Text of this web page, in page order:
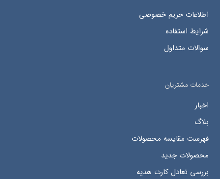
اطلاعات حریم خصوصی
شرایط استفاده
سوالات متداول
خدمات مشتریان
اخبار
بلاگ
فهرست مقایسه محصولات
محصولات جدید
بررسی تعادل کارت هدیه